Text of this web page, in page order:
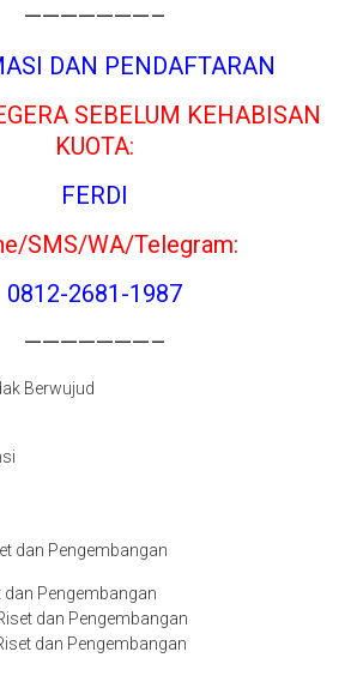
———————–
DAN PENDAFTARAN
SEBELUM KEHABISAN
KUOTA:
FERDI
SMS/WA/Telegram:
0812-2681-1987
———————–
Berwujud
dan Pengembangan
dan Pengembangan
dan Pengembangan
dan Pengembangan